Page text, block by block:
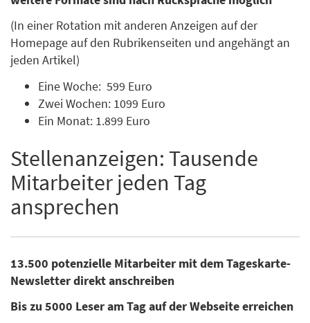
(In einer Rotation mit anderen Anzeigen auf der
Homepage auf den Rubrikenseiten und angehängt an
jeden Artikel)
Eine Woche: 599 Euro
Zwei Wochen: 1099 Euro
Ein Monat: 1.899 Euro
Stellenanzeigen: Tausende
Mitarbeiter jeden Tag
ansprechen
13.500 potenzielle Mitarbeiter mit dem Tageskarte-
Newsletter direkt anschreiben
Bis zu 5000 Leser am Tag auf der Webseite erreichen